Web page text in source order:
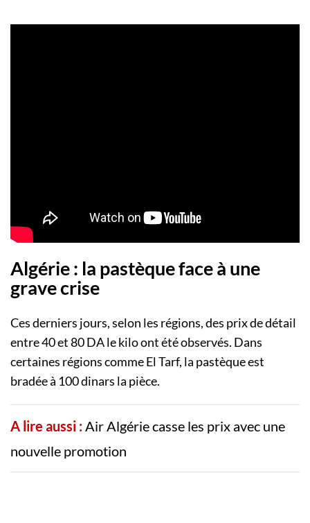
Algérie : la pastèque face à une
grave crise
Ces derniers jours, selon les régions, des prix de détail
entre 40 et 80 DA le kilo ont été observés. Dans
certaines régions comme El Tarf, la pastèque est
bradée à 100 dinars la pièce.
A lire aussi :Air Algérie casse les prix avec une
nouvelle promotion